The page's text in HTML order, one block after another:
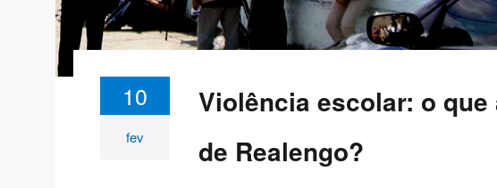
Violência escolar: o
de Realengo?
10
fev